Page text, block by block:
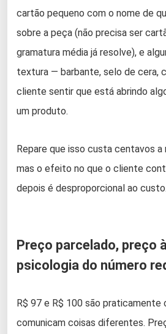
cartão pequeno com o nome de
sobre a peça (não precisa ser
gramatura média já resolve), e
textura — barbante, selo de cera,
cliente sentir que está abrindo
um produto.
Repare que isso custa centavos a
mas o efeito no que o cliente
depois é desproporcional ao custo.
Preço parcelado, preço
psicologia do número
R$ 97 e R$ 100 são praticamente
comunicam coisas diferentes.